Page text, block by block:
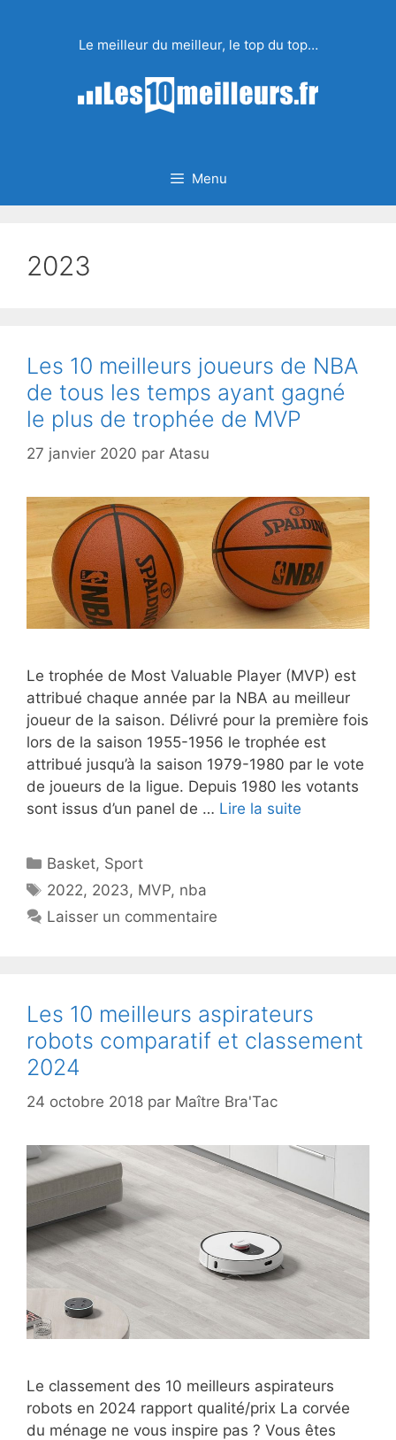
Le meilleur du meilleur, le top du top…
Menu
2023
Les 10 meilleurs joueurs de NBA
de tous les temps ayant gagné
le plus de trophée de MVP
27 janvier 2020 par Atasu
Le trophée de Most Valuable Player (MVP) est
attribué chaque année par la NBA au meilleur
joueur de la saison. Délivré pour la première fois
lors de la saison 1955-1956 le trophée est
attribué jusqu’à la saison 1979-1980 par le vote
de joueurs de la ligue. Depuis 1980 les votants
sont issus d’un panel de … Lire la suite
Catégories
Basket, Sport
Étiquettes
2022, 2023, MVP, nba
Laisser un commentaire
Les 10 meilleurs aspirateurs
robots comparatif et classement
2024
24 octobre 2018 par Maître Bra'Tac
Le classement des 10 meilleurs aspirateurs
robots en 2024 rapport qualité/prix La corvée
du ménage ne vous inspire pas ? Vous êtes